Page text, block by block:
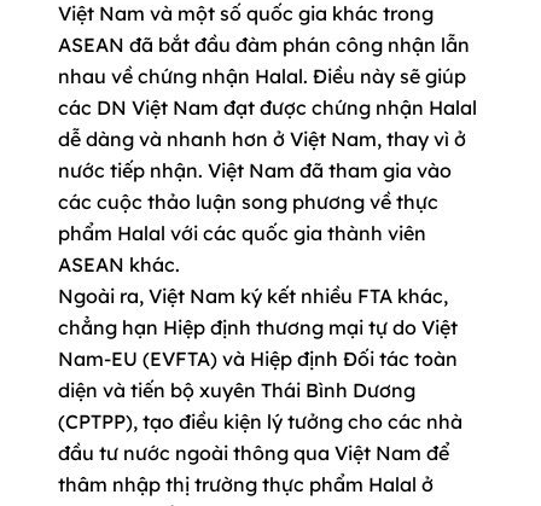
Việt Nam và một số quốc gia khác trong
ASEAN đã bắt đầu đàm phán công nhận lẫn
nhau về chứng nhận Halal. Điều này sẽ giúp
các DN Việt Nam đạt được chứng nhận Halal
dễ dàng và nhanh hơn ở Việt Nam, thay vì ở
nước tiếp nhận. Việt Nam đã tham gia vào
các cuộc thảo luận song phương về thực
phẩm Halal với các quốc gia thành viên
ASEAN khác.
Ngoài ra, Việt Nam ký kết nhiều FTA khác,
chẳng hạn Hiệp định thương mại tự do Việt
Nam-EU (EVFTA) và Hiệp định Đối tác toàn
diện và tiến bộ xuyên Thái Bình Dương
(CPTPP), tạo điều kiện lý tưởng cho các nhà
đầu tư nước ngoài thông qua Việt Nam để
thâm nhập thị trường thực phẩm Halal ở